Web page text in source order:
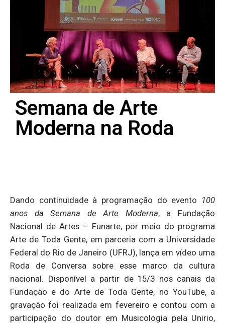
Semana de Arte
Moderna na Roda
Dando continuidade à programação do evento 100
anos da Semana de Arte Moderna, a Fundação
Nacional de Artes – Funarte, por meio do programa
Arte de Toda Gente, em parceria com a Universidade
Federal do Rio de Janeiro (UFRJ), lança em vídeo uma
Roda de Conversa sobre esse marco da cultura
nacional. Disponível a partir de 15/3 nos canais da
Fundação e do Arte de Toda Gente, no YouTube, a
gravação foi realizada em fevereiro e contou com a
participação do doutor em Musicologia pela Unirio,